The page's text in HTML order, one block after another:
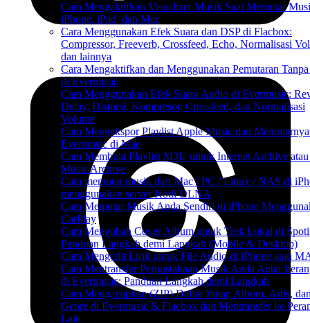
Cara Mengaktifkan Visualizer Musik Saat Memutar
iPhone, iPad, dan Mac
Cara Menggunakan Efek Suara dan DSP di Flacbox:
Compressor, Freeverb, Crossfeed, Echo, Normalisasi
dan lainnya
Cara Mengaktifkan dan Menggunakan Pemutaran Tanpa
di Evermusic
Cara Menggunakan Efek Suara Audio di Evermusic:
Delay, Distorsi, Kompresor, Crossfeed, dan Normalisasi
Volume
Cara Mengekspor Playlist Apple Music dan
Evermusic di Mac
Cara Membuat Playlist M3U untuk Internet Archive
Music Archive
Cara memutar musik dari Mac / PC / Linux / NAS di
menggunakan server Kodi DLNA
Cara Memutar Musik Anda Sendiri di iPhone
CarPlay
Cara Mengubah Cover Album untuk Trek Lokal di
Panduan Langkah demi Langkah (Mobile & Desktop)
Cara Mengedit Lirik untuk File Audio di iPhone atau
Cara Mentransfer Perpustakaan Musik Anda Antar
di Evermusic: Panduan Langkah demi Langkah
Cara Mengarsipkan (ZIP) Daftar Putar, Album, Artis,
Genre di Evermusic & Flacbox dan Mentransfer ke
Lain